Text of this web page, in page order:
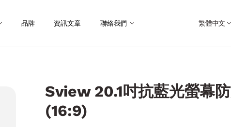
品牌 資訊文章 聯絡我們 繁體中文
Sview 20.1吋抗藍光螢幕
(16:9)